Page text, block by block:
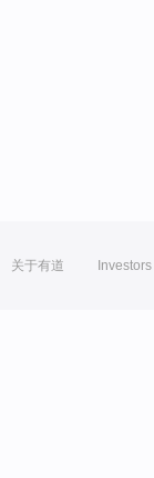
关于有道 Investors